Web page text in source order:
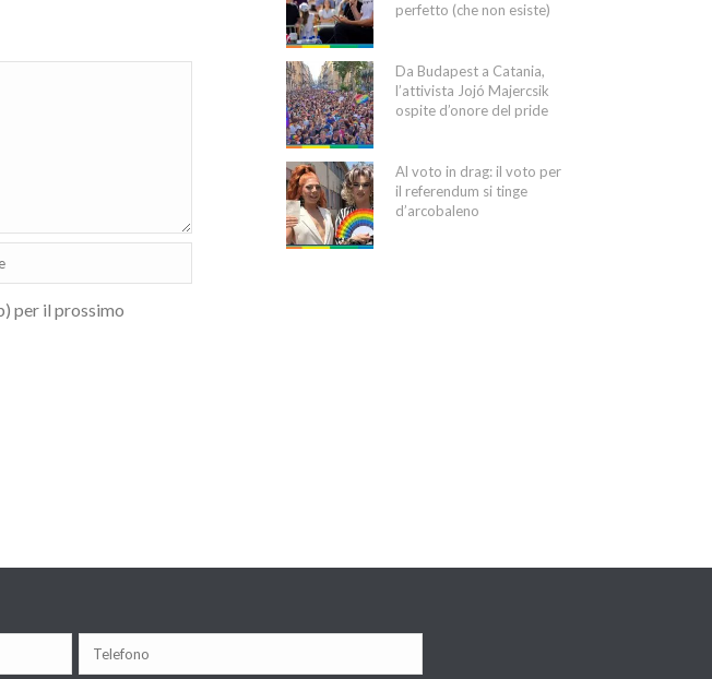
per il prossimo
perfetto (che non esiste)
Da Budapest a Catania,
l’attivista Jojó Majercsik
ospite d’onore del pride
Al voto in drag: il voto per
il referendum si tinge
d’arcobaleno